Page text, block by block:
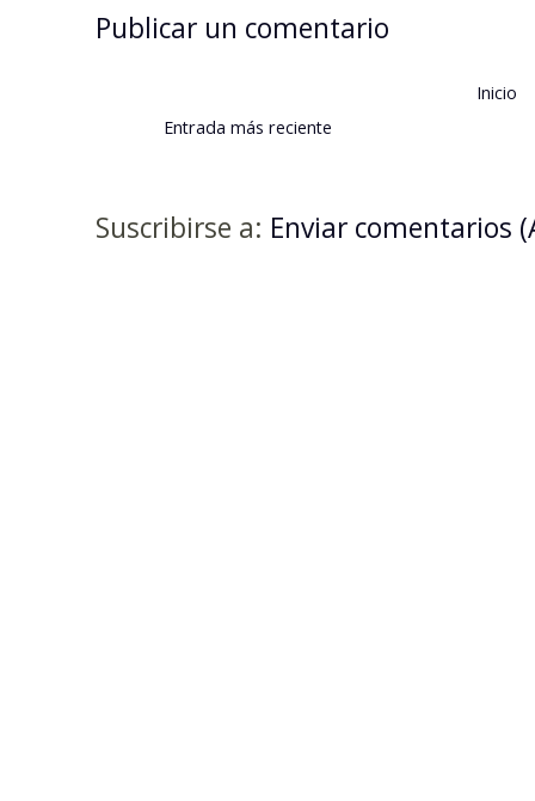
Publicar un comentario
Entrada más reciente
Inicio
Suscribirse a: Enviar comentarios